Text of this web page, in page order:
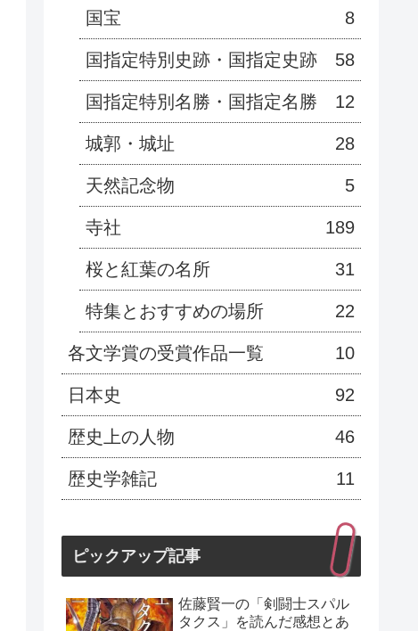
国宝 8
国指定特別史跡・国指定史跡 58
国指定特別名勝・国指定名勝 12
城郭・城址 28
天然記念物 5
寺社 189
桜と紅葉の名所 31
特集とおすすめの場所 22
各文学賞の受賞作品一覧 10
日本史 92
歴史上の人物 46
歴史学雑記 11
ピックアップ記事
佐藤賢一の「剣闘士スパル
タクス」を読んだ感想とあ